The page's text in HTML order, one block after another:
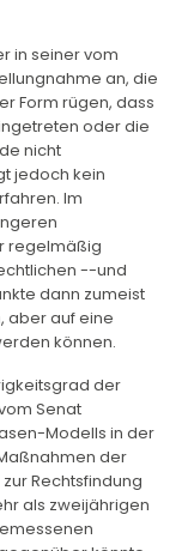
in seiner vom
an, die
Form rügen, dass
oder die
nicht
jedoch kein
Im
regelmäßig
--und
dann zumeist
aber auf eine
können.
der
Senat
Modells in der
der
Rechtsfindung
als zweijährigen